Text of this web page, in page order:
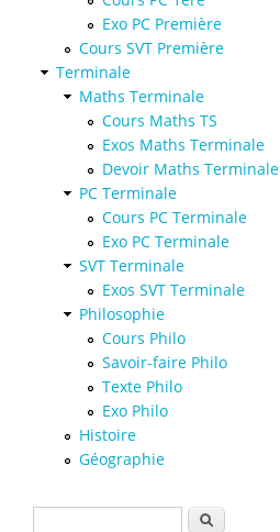
Exo PC Première
Cours SVT Première
Terminale
Maths Terminale
Cours Maths TS
Exos Maths Terminale
Devoir Maths Terminale
PC Terminale
Cours PC Terminale
Exo PC Terminale
SVT Terminale
Exos SVT Terminale
Philosophie
Cours Philo
Savoir-faire Philo
Texte Philo
Exo Philo
Histoire
Géographie
Formulaire de recherche
Rechercher